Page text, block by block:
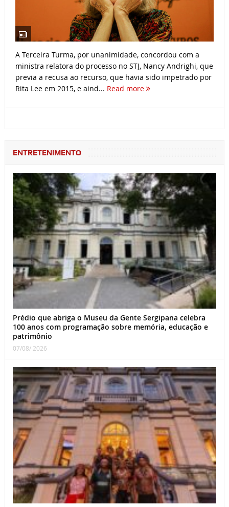
A Terceira Turma, por unanimidade, concordou com a
ministra relatora do processo no STJ, Nancy Andrighi, que
previa a recusa ao recurso, que havia sido impetrado por
Rita Lee em 2015, e aind... Read more
ENTRETENIMENTO
Prédio que abriga o Museu da Gente Sergipana celebra
100 anos com programação sobre memória, educação e
patrimônio
07/08/ 2026